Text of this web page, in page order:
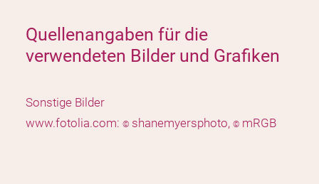
Quellenangaben für die
verwendeten Bilder und Grafiken
Sonstige Bilder
www.fotolia.com: © shanemyersphoto, © mRGB